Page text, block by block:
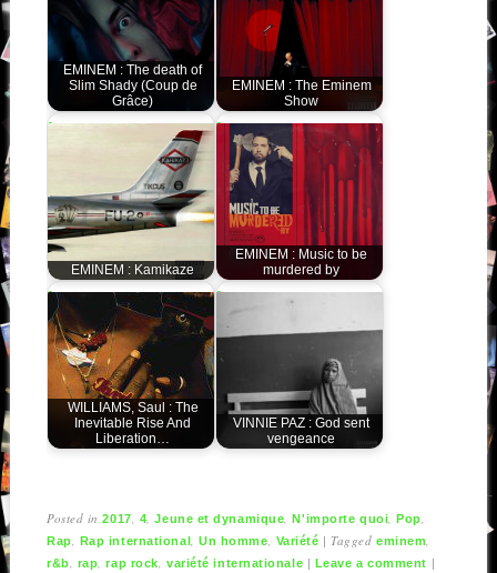
EMINEM : The death of
Slim Shady (Coup de
Grâce)
EMINEM : The Eminem
Show
EMINEM : Kamikaze
EMINEM : Music to be
murdered by
WILLIAMS, Saul : The
Inevitable Rise And
Liberation…
VINNIE PAZ : God sent
vengeance
Posted in2017, 4,Jeune et dynamique,N'importe quoi,Pop,
Rap, Rap international,Un homme, Variété |Taggedeminem,
r&b, rap,rap rock, variété internationale | Leave a comment |